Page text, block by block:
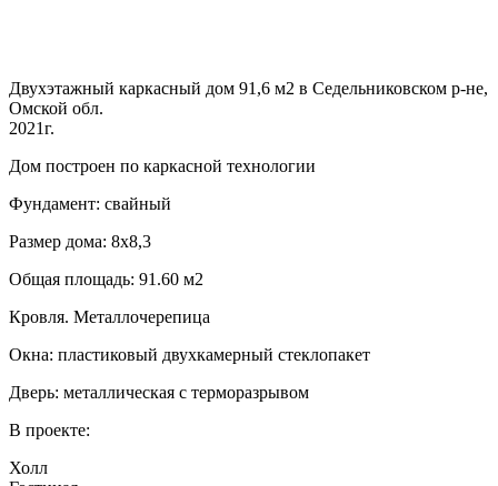
Двухэтажный каркасный дом 91,6 м2 в Седельниковском р-не,
Омской обл.
2021г.
Дом построен по каркасной технологии
Фундамент: свайный
Размер дома: 8х8,3
Общая площадь: 91.60 м2
Кровля. Металлочерепица
Окна: пластиковый двухкамерный стеклопакет
Дверь: металлическая с терморазрывом
В проекте:
Холл